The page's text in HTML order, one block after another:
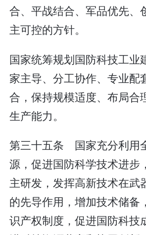
合、平战结合、军品优先、
主可控的方针。
国家统筹规划国防科技工业
家主导、分工协作、专业配
合，保持规模适度、布局合
生产能力。
第三十五条 国家充分利用
源，促进国防科学技术进步
主研发，发挥高新技术在武
的先导作用，增加技术储备
识产权制度，促进国防科技